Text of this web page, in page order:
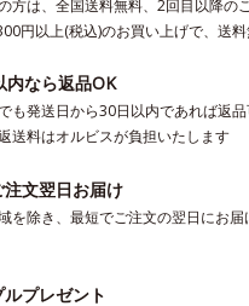
方は、全国送料無料、2回目以降の
円以上(税込)のお買い上げで、送
内なら返品OK
も発送日から30日以内であれば返
送料はオルビスが負担いたします
注文翌日お届け
を除き、最短でご注文の翌日にお届
プレゼント